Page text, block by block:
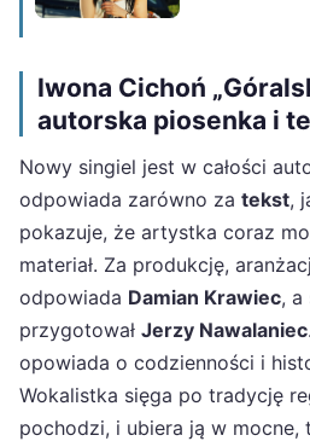
Iwona Cichoń
autorska piosenka i
Nowy singiel jest w całości
odpowiada zarówno za tekst,
pokazuje, że artystka coraz
materiał. Za produkcję,
odpowiada Damian Krawiec, a
przygotował Jerzy Nawalaniec
opowiada o codzienności i
Wokalistka sięga po tradycję
pochodzi, i ubiera ją w mocne,